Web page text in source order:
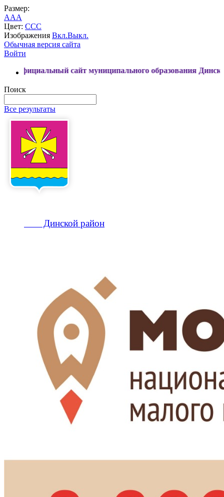
Размер:
AAA
Цвет: CCC
Изображения Вкл.Выкл.
Обычная версия сайта
Войти
сайт муниципального образования Динской район
Поиск
Все результаты
Динской район